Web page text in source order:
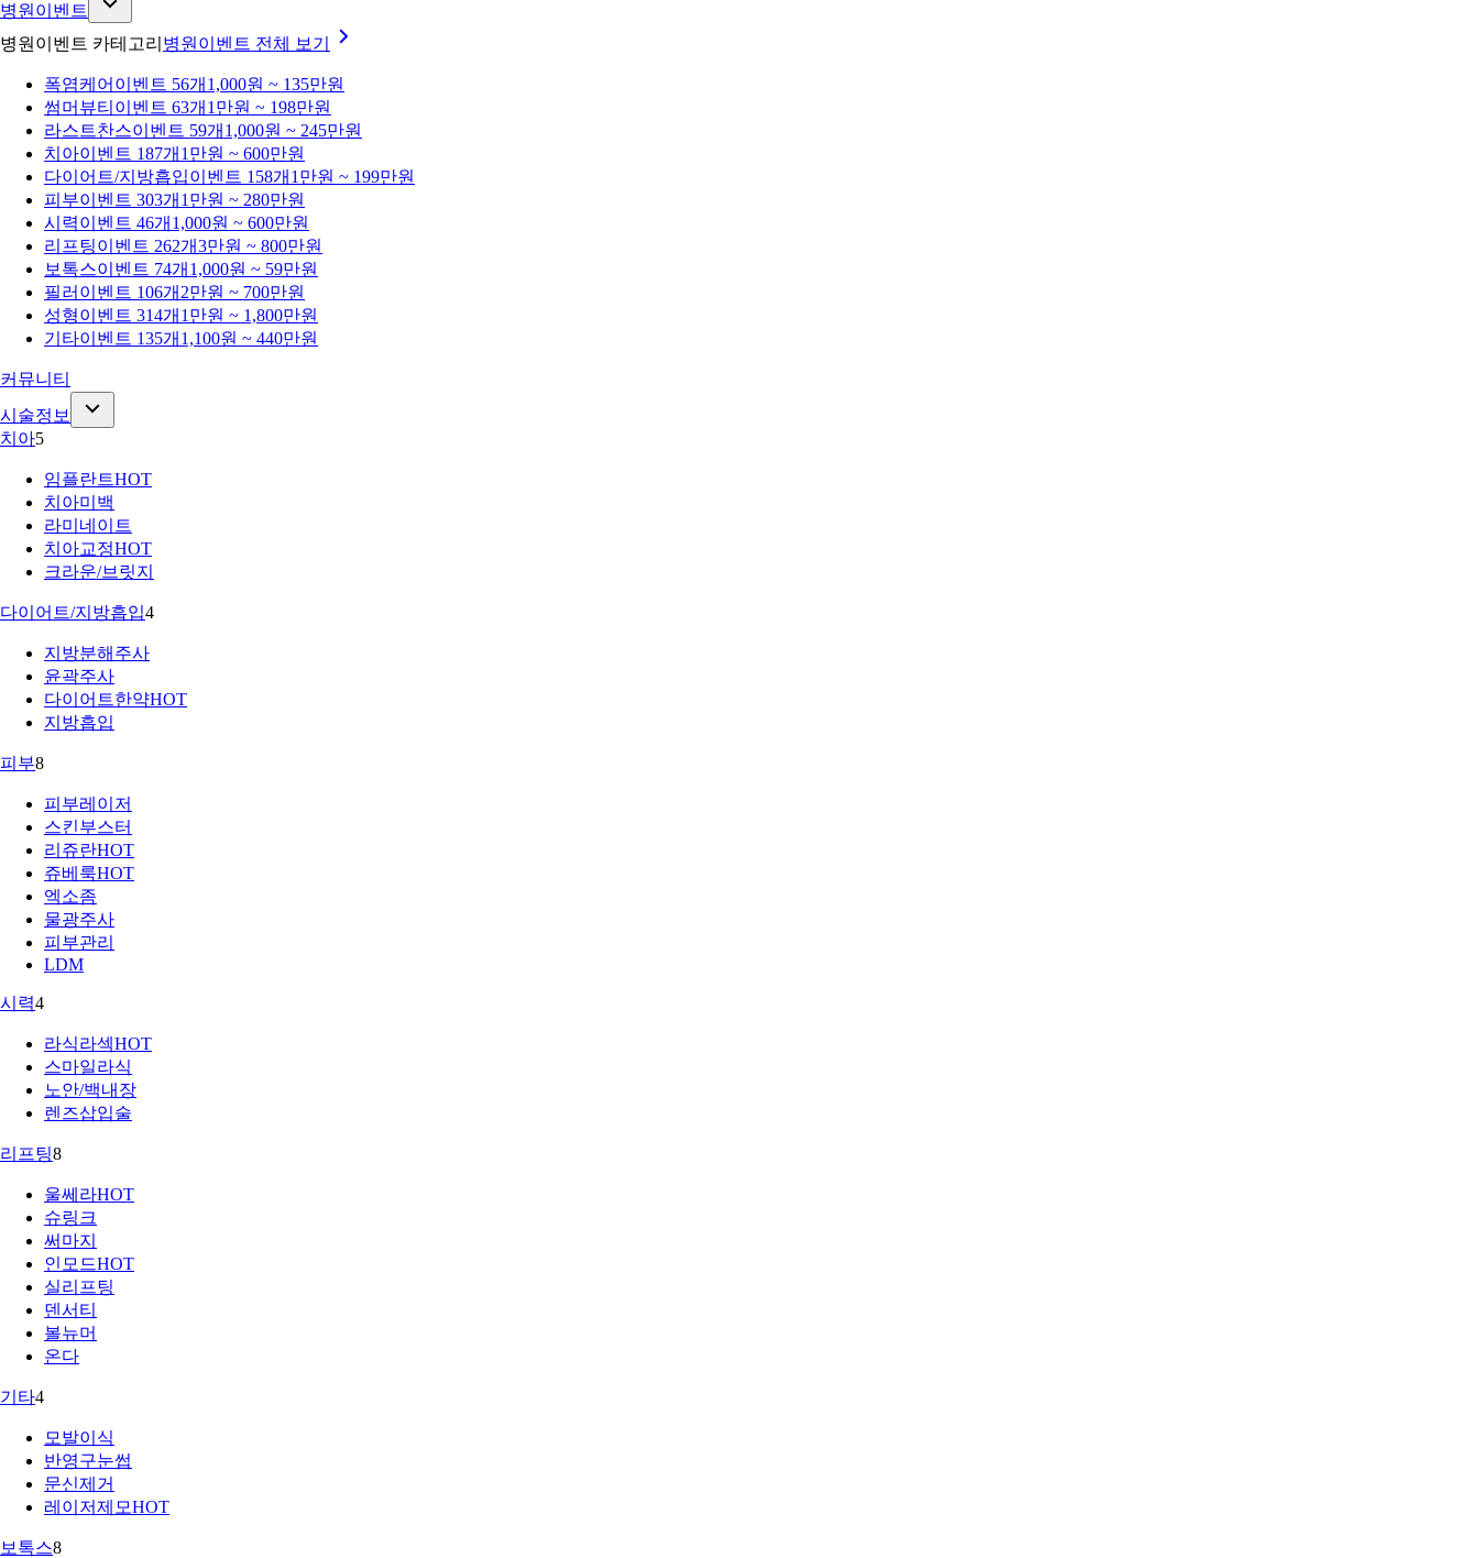
병원이벤트
병원이벤트 카테고리 병원이벤트 전체 보기
폭염케어 이벤트 56개 1,000원 ~ 135만원
썸머뷰티 이벤트 63개 1만원 ~ 198만원
라스트찬스이벤트 59개 1,000원 ~ 245만원
치아이벤트 187개 1만원 ~ 600만원
다이어트/지방흡입이벤트 158개 1만원 ~ 199만원
피부이벤트 303개 1만원 ~ 280만원
시력이벤트 46개 1,000원 ~ 600만원
리프팅이벤트 262개3만원 ~ 800만원
보톡스이벤트 74개 1,000원 ~ 59만원
필러 이벤트 106개 2만원 ~ 700만원
성형이벤트 314개 1만원 ~ 1,800만원
기타이벤트 135개 1,100원 ~ 440만원
커뮤니티
시술정보
치아5
임플란트HOT
치아미백
라미네이트
치아교정HOT
크라운/브릿지
다이어트/지방흡입4
지방분해주사
윤곽주사
다이어트한약HOT
지방흡입
피부8
피부레이저
스킨부스터
리쥬란HOT
쥬베룩HOT
엑소좀
물광주사
피부관리
LDM
시력4
라식라섹HOT
스마일라식
노안/백내장
렌즈삽입술
리프팅8
울쎄라HOT
슈링크
써마지
인모드HOT
실리프팅
덴서티
볼뉴머
온다
기타4
모발이식
반영구눈썹
문신제거
레이저제모HOT
보톡스8